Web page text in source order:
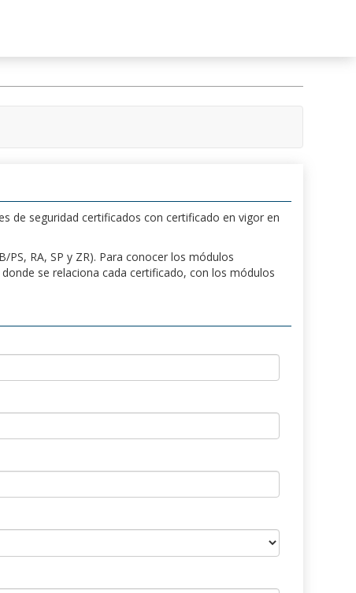
de seguridad certificados con certificado en vigor en
PS, RA, SP y ZR). Para conocer los módulos
se relaciona cada certificado, con los módulos